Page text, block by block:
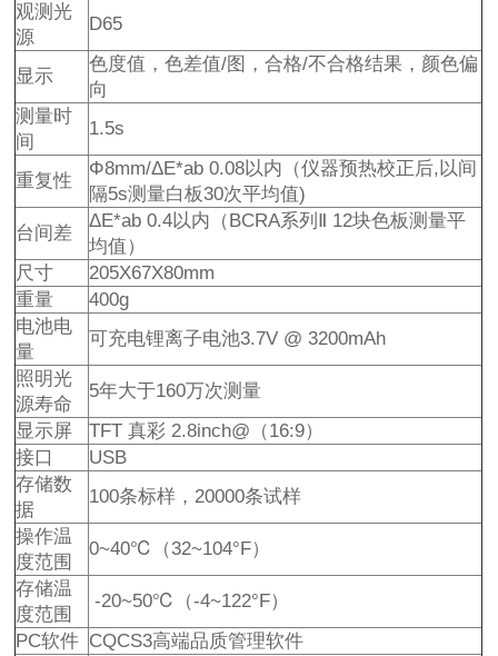
观测光
源
D65
显示
色度值，色差值/图，合格/不合格结果，颜色偏
向
测量时
间
1.5s
重复性
Φ8mm/ΔE*ab 0.08以内（仪器预热校正后,以间
隔5s测量白板30次平均值)
台间差
ΔE*ab 0.4以内（BCRA系列Ⅱ 12块色板测量平
均值）
尺寸
205X67X80mm
重量
400g
电池电
量
可充电锂离子电池3.7V @ 3200mAh
照明光
源寿命
5年大于160万次测量
显示屏
TFT 真彩 2.8inch@（16:9）
接口
USB
存储数
据
100条标样，20000条试样
操作温
度范围
0~40℃（32~104°F）
存储温
度范围
-20~50℃（-4~122°F）
PC软件 CQCS3高端品质管理软件